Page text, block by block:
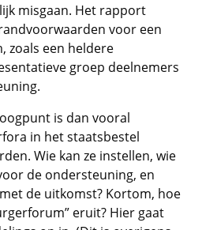
misgaan. Het rapport
voor een
zoals een heldere
groep deelnemers
is dan vooral
in het staatsbestel
Wie kan ze instellen, wie
de ondersteuning, en
de uitkomst? Kortom, hoe
eruit? Hier gaat